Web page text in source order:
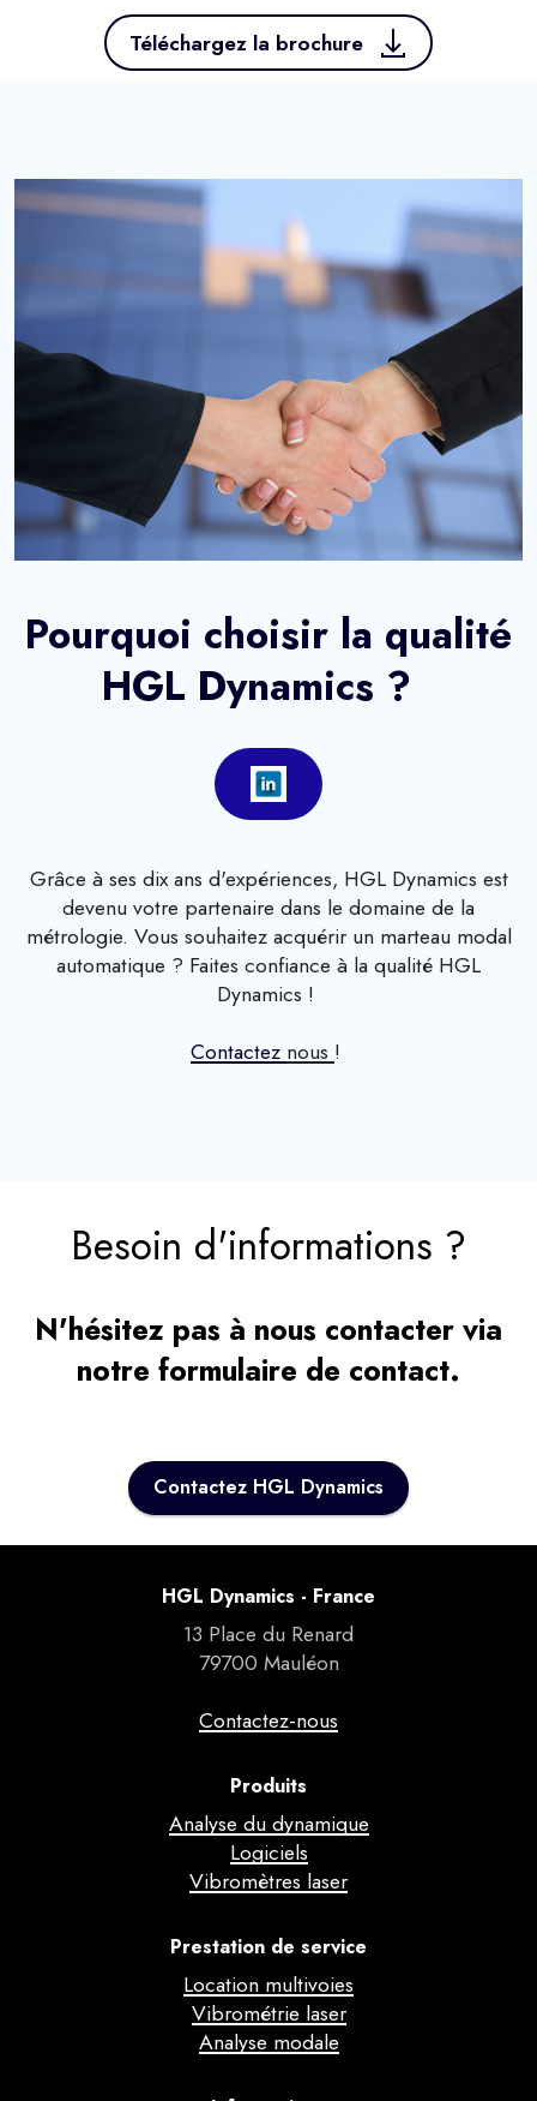
Téléchargez la brochure
Pourquoi choisir la qualité
HGL Dynamics ?
Grâce à ses dix ans d'expériences, HGL Dynamics est
devenu votre partenaire dans le domaine de la
métrologie. Vous souhaitez acquérir un marteau modal
automatique ? Faites confiance à la qualité HGL
Dynamics !
Contactez nous !
Besoin d'informations ?
N'hésitez pas à nous contacter via
notre formulaire de contact.
Contactez HGL Dynamics
HGL Dynamics - France
13 Place du Renard
79700 Mauléon
Contactez-nous
Produits
Analyse du dynamique
Logiciels
Vibromètres laser
Prestation de service
Location multivoies
Vibrométrie laser
Analyse modale